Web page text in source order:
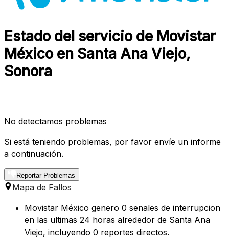
Estado del servicio de Movistar
México en Santa Ana Viejo,
Sonora
No detectamos problemas
Si está teniendo problemas, por favor envíe un informe
a continuación.
Reportar Problemas
Mapa de Fallos
Movistar México genero 0 senales de interrupcion
en las ultimas 24 horas alrededor de Santa Ana
Viejo, incluyendo 0 reportes directos.